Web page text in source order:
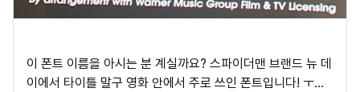
이 폰트 이름을 아시는 분 계실까요? 스파이더맨 브랜드 뉴 데
이에서 타이틀 말구 영화 안에서 주로 쓰인 폰트입니다! ㅜㅜ